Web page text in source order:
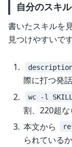
自分のスキ
書いたスキルを
見つけやすいです
際に打つ発
wc -l
割、220超な
本文から
られている